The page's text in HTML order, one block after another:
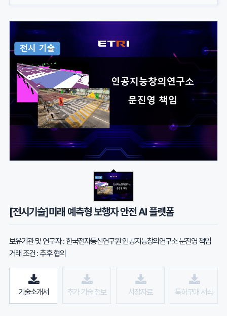
[전시기술]미래 예측형 보행자 안전 AI 플랫폼
보유기관 및 연구자 : 한국전자통신연구원 인공지능창의연구소 문진영 책임
거래 조건 : 추후 협의
기술소개서 추가 기술 정보 시장자료 특허구매 서식